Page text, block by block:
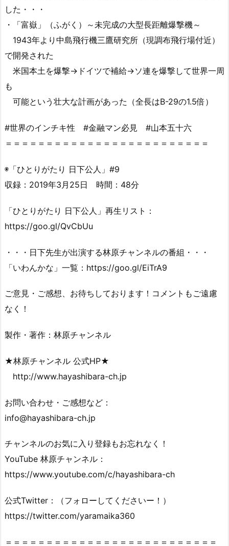
した・・・
・「富嶽」（ふがく）～未完成の大型長距離爆撃機～
1943年より中島飛行機三鷹研究所（現調布飛行場付近）
で開発された
米国本土を爆撃→ドイツで補給→ソ連を爆撃して世界一周
も
可能という壮大な計画があった（全長はB-29の1.5倍）
#世界のインチキ性 #金融マン必見 #山本五十六
＝＝＝＝＝＝＝＝＝＝＝＝＝＝＝＝＝＝＝＝＝＝＝＝＝
◉「ひとりがたり 日下公人」#9
収録：2019年3月25日 時間：48分
「ひとりがたり 日下公人」再生リスト：
https://goo.gl/QvCbUu
・・・日下先生が出演する林原チャンネルの番組・・・
「いわんかな」一覧：https://goo.gl/EiTrA9
ご意見・ご感想、お待ちしております！コメントもご遠慮
なく！
製作・著作：林原チャンネル
★林原チャンネル 公式HP★
http://www.hayashibara-ch.jp
お問い合わせ・ご感想など：
info@hayashibara-ch.jp
チャンネルのお気に入り登録もお忘れなく！
YouTube 林原チャンネル：
https://www.youtube.com/c/hayashibara-ch
公式Twitter：（フォローしてくださいー！）
https://twitter.com/yaramaika360
＝＝＝＝＝＝＝＝＝＝＝＝＝＝＝＝＝＝＝＝＝＝＝＝＝＝